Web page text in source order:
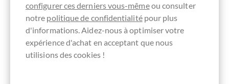
Détails
Actuellement épuisé !
configurer ces derniers vous-mêmeou consulter
notre politique de confidentialitépour plus
d'informations. Aidez-nous à optimiser votre
expérience d'achat en acceptant que nous
utilisions des cookies !